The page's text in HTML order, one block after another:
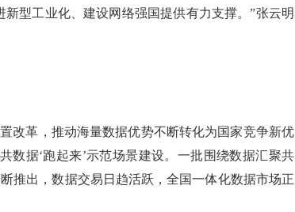
新型工业化、建设网络强国提供有力支撑。”张云明
革，推动海量数据优势不断转化为国家竞争新优
数据‘跑起来’示范场景建设。一批围绕数据汇聚共
推出，数据交易日趋活跃，全国一体化数据市场正